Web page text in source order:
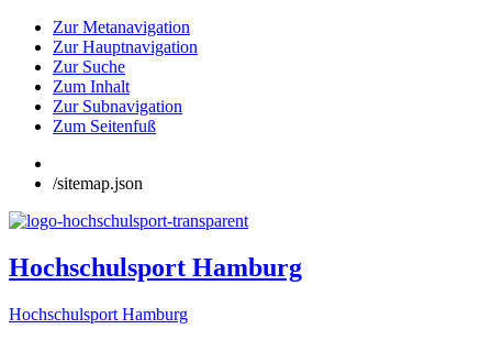
Zur Metanavigation
Zur Hauptnavigation
Zur Suche
Zum Inhalt
Zur Subnavigation
Zum Seitenfuß
/sitemap.json
Hochschulsport Hamburg
Hochschulsport Hamburg